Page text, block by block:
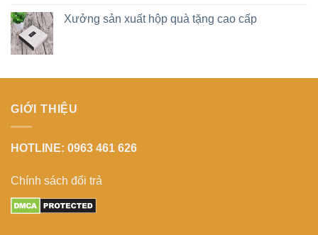
Xưởng sản xuất hộp quà tặng cao cấp
GIỚI THIỆU
HOTLINE: 0963 461 626
Chính sách đổi trả